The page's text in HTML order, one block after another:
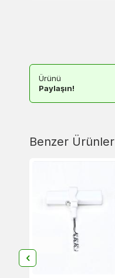
Ürünü
Paylaşın!
Benzer Ürünler